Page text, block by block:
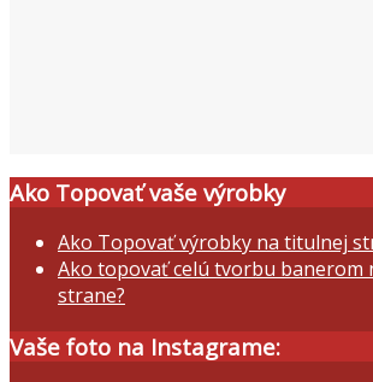
Ako Topovať vaše výrobky
Ako Topovať výrobky na titulnej
Ako topovať celú tvorbu banerom
strane?
Vaše foto na Instagrame: